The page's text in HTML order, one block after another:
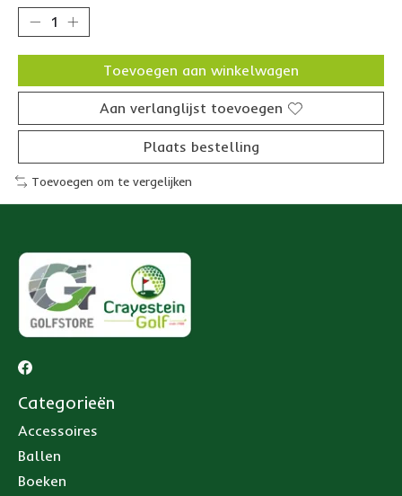
Toevoegen aan winkelwagen
Aan verlanglijst toevoegen
Plaats bestelling
Toevoegen om te vergelijken
Categorieën
Accessoires
Ballen
Boeken